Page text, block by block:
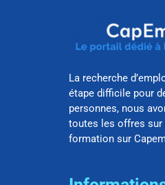
La recherche
étape difficile pour
personnes, nous
toutes les offres sur
formation sur